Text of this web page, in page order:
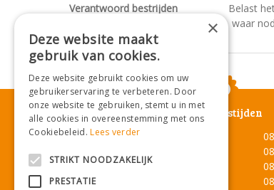
Verantwoord bestrijden
Belast
waar
Openingstijden
Maandag
Woensdag
×
Deze website maakt
gebruik van cookies.
Deze website gebruikt cookies om uw
gebruikerservaring te verbeteren. Door
onze website te gebruiken, stemt u in met
alle cookies in overeenstemming met ons
Cookiebeleid.Lees verder
STRIKT NOODZAKELIJK
PRESTATIE